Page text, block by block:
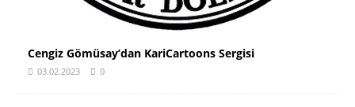
Cengiz Gömüsay’dan KariCartoons Sergisi
03.02.2023 0